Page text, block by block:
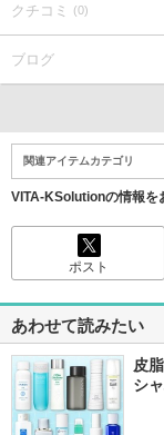
クチコミ (0)
ブログ
関連アイテムカテゴリ
VITA-KSolutionの情報を
ポスト
あわせて読みたい
皮
シ